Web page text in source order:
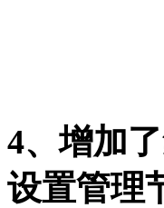
4、增加
设置管理